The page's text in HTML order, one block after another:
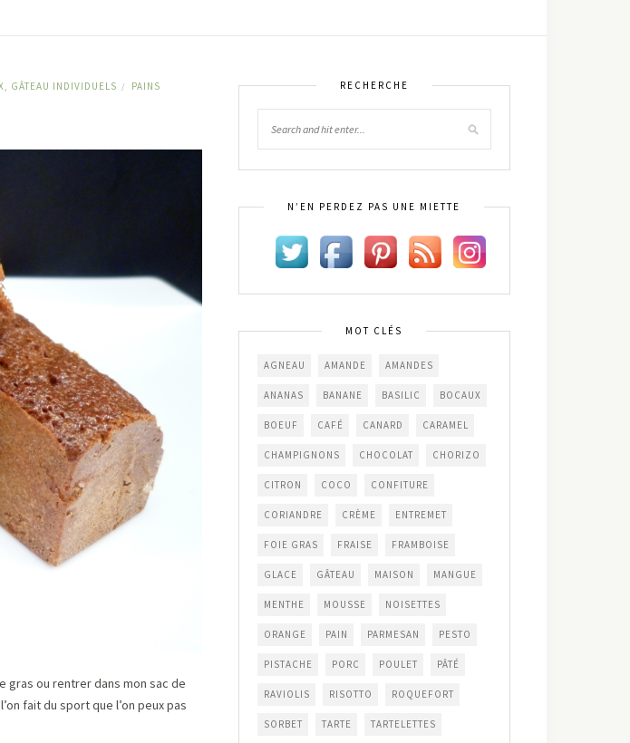
GÂTEAU INDIVIDUELS / PAINS
gras ou rentrer dans mon sac de
fait du sport que l’on peux pas
RECHERCHE
N’EN PERDEZ PAS UNE MIETTE
MOT CLÉS
AGNEAU AMANDE AMANDES
ANANAS BANANE BASILIC BOCAUX
BOEUF CAFÉ CANARD CARAMEL
CHAMPIGNONS CHOCOLAT CHORIZO
CITRON COCO CONFITURE
CORIANDRE CRÈME ENTREMET
FOIE GRAS FRAISE FRAMBOISE
GLACE GÂTEAU MAISON MANGUE
MENTHE MOUSSE NOISETTES
ORANGE PAIN PARMESAN PESTO
PISTACHE PORC POULET PÂTÉ
RAVIOLIS RISOTTO ROQUEFORT
SORBET TARTE TARTELETTES